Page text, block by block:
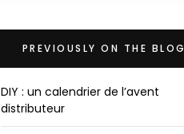
PREVIOUSLY ON THE BLOG
DIY : un calendrier de l’avent
distributeur